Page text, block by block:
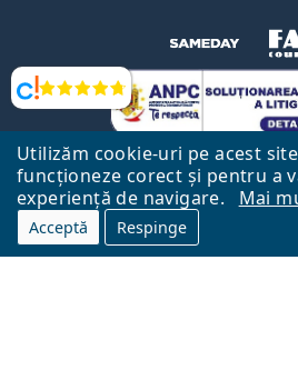
Utilizăm cookie-uri pe acest
funcționeze corect și pentru a
experiență de navigare.
Mai
Acceptă Respinge
Opinii
Către Pagina Principală